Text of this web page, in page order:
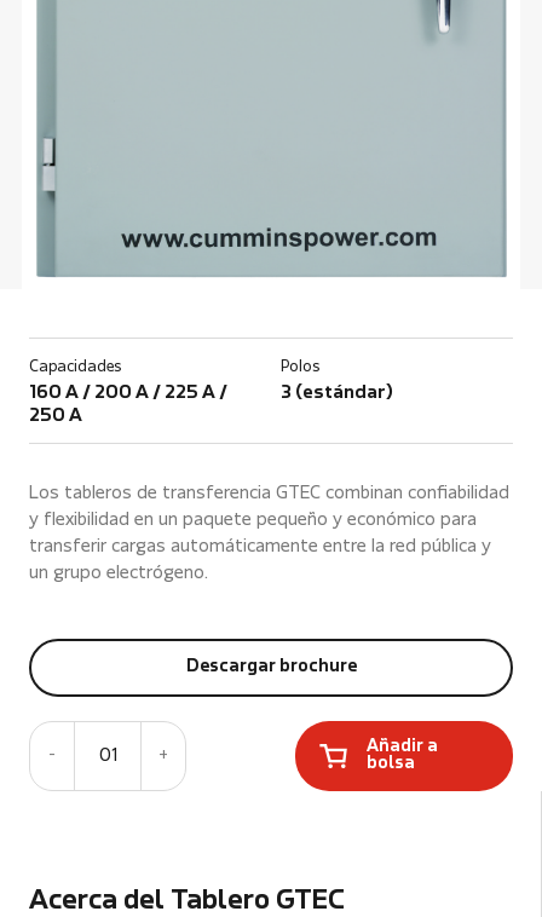
Acerca del Tablero GTEC
Capacidades
160 A / 200 A / 225 A /
250 A
Polos
3 (estándar)
Los tableros de transferencia GTEC combinan confiabilidad
y flexibilidad en un paquete pequeño y económico para
transferir cargas automáticamente entre la red pública y
un grupo electrógeno.
Descargar brochure
- 01 +
Añadir a
bolsa